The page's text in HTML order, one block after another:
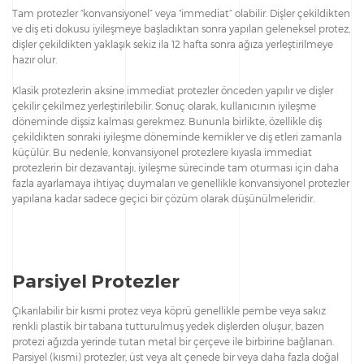
Tam protezler “konvansiyonel” veya “immediat” olabilir. Dişler çekildikten
ve diş eti dokusu iyileşmeye başladıktan sonra yapılan geleneksel protez,
dişler çekildikten yaklaşık sekiz ila 12 hafta sonra ağıza yerleştirilmeye
hazır olur.
Klasik protezlerin aksine immediat protezler önceden yapılır ve dişler
çekilir çekilmez yerleştirilebilir. Sonuç olarak, kullanıcının iyileşme
döneminde dişsiz kalması gerekmez. Bununla birlikte, özellikle diş
çekildikten sonraki iyileşme döneminde kemikler ve diş etleri zamanla
küçülür. Bu nedenle, konvansiyonel protezlere kıyasla immediat
protezlerin bir dezavantajı, iyileşme sürecinde tam oturması için daha
fazla ayarlamaya ihtiyaç duymaları ve genellikle konvansiyonel protezler
yapılana kadar sadece geçici bir çözüm olarak düşünülmeleridir.
Parsiyel Protezler
Çıkarılabilir bir kısmi protez veya köprü genellikle pembe veya sakız
renkli plastik bir tabana tutturulmuş yedek dişlerden oluşur, bazen
protezi ağızda yerinde tutan metal bir çerçeve ile birbirine bağlanan.
Parsiyel (kısmi) protezler, üst veya alt çenede bir veya daha fazla doğal